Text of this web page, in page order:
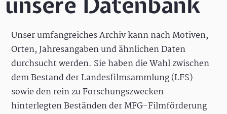
Unser umfangreiches Archiv kann nach Motiven,
Orten, Jahresangaben und ähnlichen Daten
durchsucht werden. Sie haben die Wahl zwischen
dem Bestand der Landesfilmsammlung (LFS)
sowie den rein zu Forschungszwecken
hinterlegten Beständen der MFG-Filmförderung